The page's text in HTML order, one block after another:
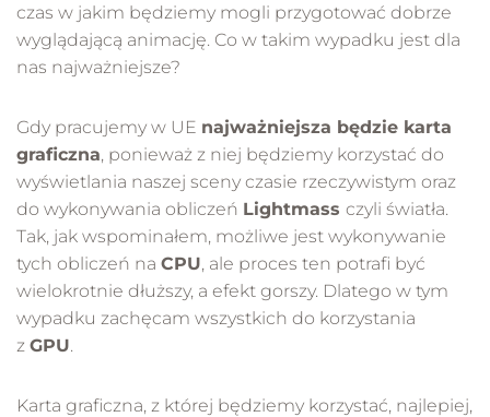
czas w jakim będziemy mogli przygotować dobrze
wyglądającą animację. Co w takim wypadku jest dla
nas najważniejsze?
Gdy pracujemy w UE najważniejsza będzie karta
graficzna, ponieważ z niej będziemy korzystać do
wyświetlania naszej sceny czasie rzeczywistym oraz
do wykonywania obliczeń Lightmass czyli światła.
Tak, jak wspominałem, możliwe jest wykonywanie
tych obliczeń na CPU, ale proces ten potrafi być
wielokrotnie dłuższy, a efekt gorszy. Dlatego w tym
wypadku zachęcam wszystkich do korzystania
z GPU.
Karta graficzna, z której będziemy korzystać, najlepiej,